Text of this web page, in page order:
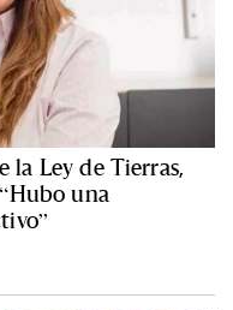
la Ley de Tierras,
una